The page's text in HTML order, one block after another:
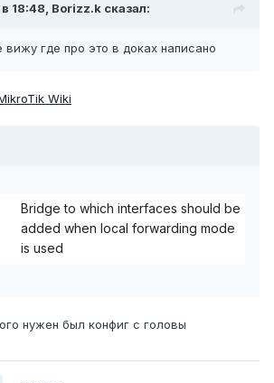
18:48, Borizz.k сказал:
вижу где про это в доках написано
Wiki
Bridge to which interfaces should be
added when local forwarding mode
is used
нужен был конфиг с головы